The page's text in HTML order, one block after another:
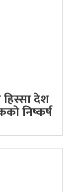
देश
निष्कर्ष